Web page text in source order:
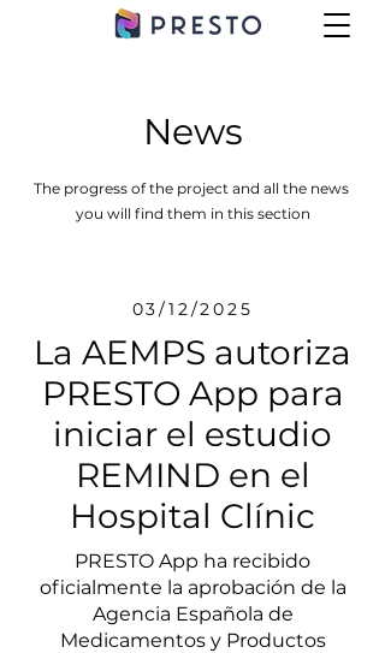
News
The progress of the project and all the news
you will find them in this section
03/12/2025
La AEMPS autoriza
PRESTO App para
iniciar el estudio
REMIND en el
Hospital Clínic
PRESTO App ha recibido
oficialmente la aprobación de la
Agencia Española de
Medicamentos y Productos